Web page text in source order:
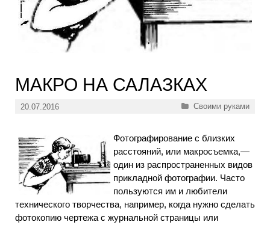
МАКРО НА САЛАЗКАХ
20.07.2016 Рубрики
Своими руками
Фотографирование с близких
расстояний, или макросъемка,—
один из распространенных видов
прикладной фотографии. Часто
пользуются им и любители
технического творчества, например, когда нужно сделать
фотокопию чертежа с журнальной страницы или